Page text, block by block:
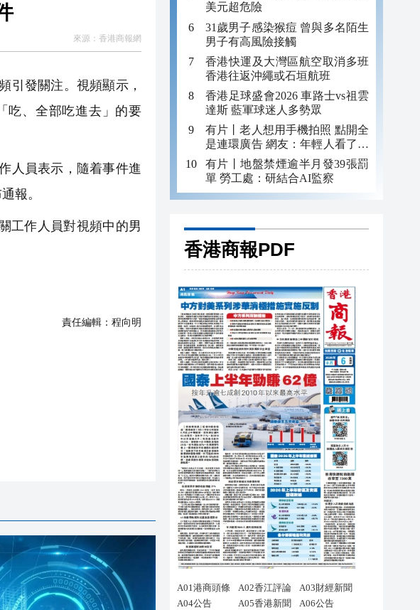
來源： 香港商報網
引發關注。視頻顯示，
吃、全部吃進去」的要
人員表示，隨着事件進
報。
工作人員對視頻中的男
責任編輯： 程向明
美元超危險
31歲男子感染猴痘 曾與多名陌生
男子有高風險接觸
香港快運及大灣區航空取消多班
香港往返沖繩或石垣航班
香港足球盛會2026 車路士vs祖雲
達斯 藍軍球迷人多勢眾
有片丨老人想用手機拍照 點開全
是連環廣告 網友：年輕人看了都
迷糊 何況老年人
有片丨地盤禁煙逾半月發39張罰
單 勞工處：研結合AI監察
香港商報PDF